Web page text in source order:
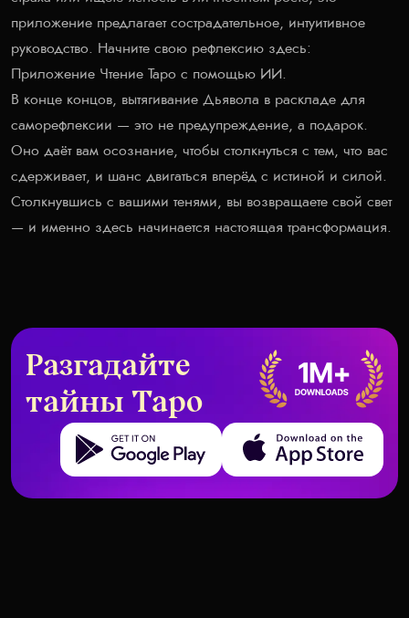
приложение предлагает сострадательное, интуитивное
руководство. Начните свою рефлексию здесь:
Приложение Чтение Таро с помощью ИИ
В конце концов, вытягивание Дьявола в раскладе для
саморефлексии — это не предупреждение, а подарок.
Оно даёт вам осознание, чтобы столкнуться с тем, что вас
сдерживает, и шанс двигаться вперёд с истиной и силой.
Столкнувшись с вашими тенями, вы возвращаете свой свет
— и именно здесь начинается настоящая трансформация.
Разгадайте
тайны Таро
Get it on Google Play Download on the App Store